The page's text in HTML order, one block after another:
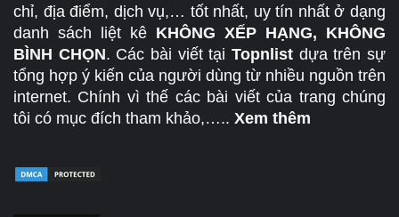
chỉ, địa điểm, dịch vụ,… tốt nhất, uy tín nhất ở dạng
danh sách liệt kê KHÔNG XẾP HẠNG, KHÔNG
BÌNH CHỌN. Các bài viết tạiTopnlist dựa trên sự
tổng hợp ý kiến của người dùng từ nhiều nguồn trên
internet. Chính vì thế các bài viết của trang chúng
tôi có mục đích tham khảo,….. Xem thêm